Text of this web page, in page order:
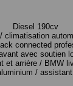
Diesel 190cv
climatisation
connected
avec soutien
et arrière / BMW
/